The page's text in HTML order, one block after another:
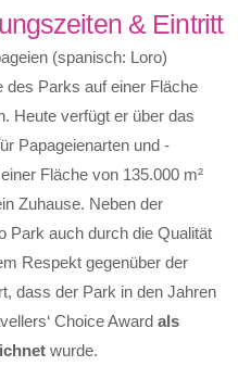
& Eintritt
(spanisch: Loro)
des Parks auf einer Fläche
Heute verfügt er über das
Papageienarten und -
Fläche von 135.000 m²
Zuhause. Neben der
Park auch durch die Qualität
Respekt gegenüber der
dass der Park in den Jahren
Choice Awardals
wurde.